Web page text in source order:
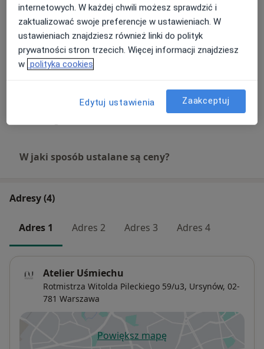
Wizyta w związku z bólem zęba
Od 450 zł Szczegóły Umów wizytę
Stomatologia zachowawcza
W jaki sposób ustalane są ceny?
Adresy (4)
Adres 1 Adres 2 Adres 3 Adres 4
Atelier Uśmiechu
Rotmistrza Witolda Pileckiego 59/u3, Ursynów, 02-
781 Warszawa
Powiększ mapęotwiera się w nowej karcie
internetowych. W każdej chwili możesz sprawdzić i
zaktualizować swoje preferencje w ustawieniach. W
ustawieniach znajdziesz również linki do polityk
prywatności stron trzecich. Więcej informacji znajdziesz
w polityka cookies
Edytuj ustawienia Zaakceptuj